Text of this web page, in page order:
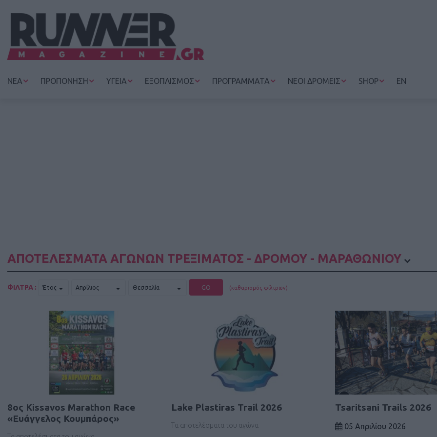
ΝΕΑ ΠΡΟΠΟΝΗΣΗ ΥΓΕΙΑ ΕΞΟΠΛΙΣΜΟΣ ΠΡΟΓΡΑΜΜΑΤΑ ΝΕΟΙ ΔΡΟΜΕΙΣ SHOP EN
ΑΠΟΤΕΛΕΣΜΑΤΑ ΑΓΩΝΩΝ ΤΡΕΞΙΜΑΤΟΣ - ΔΡΟΜΟΥ - ΜΑΡΑΘΩΝΙΟΥ
ΦΙΛΤΡΑ : GO (καθαρισμός φίλτρων)
8ος Kissavos Marathon Race
«Ευάγγελος Κουμπάρος»
Lake Plastiras Trail 2026
Τα αποτελέσματα του αγώνα
Tsaritsani Trails 2026
05 Απριλίου 2026